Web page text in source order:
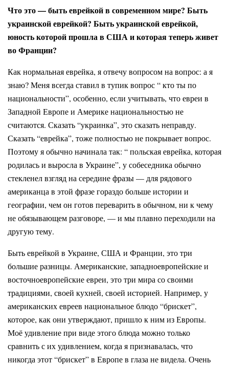
Что это — быть еврейкой в современном мире? Быть
украинской еврейкой? Быть украинской еврейкой,
юность которой прошла в США и которая теперь живет
во Франции?
Как нормальная еврейка, я отвечу вопросом на вопрос: а я
знаю? Меня всегда ставил в тупик вопрос “ кто ты по
национальности”, особенно, если учитывать, что евреи в
Западной Европе и Америке национальностью не
считаются. Сказать “украинка”, это сказать неправду.
Сказать “еврейка”, тоже полностью не покрывает вопрос.
Поэтому я обычно начинала так: “ польская еврейка, которая
родилась и выросла в Украине”, у собеседника обычно
стекленел взгляд на середине фразы — для рядового
американца в этой фразе гораздо больше истории и
географии, чем он готов переварить в обычном, ни к чему
не обязывающем разговоре, — и мы плавно переходили на
другую тему.
Быть еврейкой в Украине, США и Франции, это три
большие разницы. Американские, западноевропейские и
восточноевропейские евреи, это три мира со своими
традициями, своей кухней, своей историей. Например, у
американских евреев национальное блюдо “брискет”,
которое, как они утверждают, пришло к ним из Европы.
Моё удивление при виде этого блюда можно только
сравнить с их удивлением, когда я признавалась, что
никогда этот “брискет” в Европе в глаза не видела. Очень